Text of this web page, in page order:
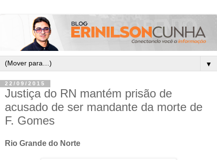
▼
22/09/2015
Justiça do RN mantém prisão de
acusado de ser mandante da morte de
F. Gomes
Rio Grande do Norte